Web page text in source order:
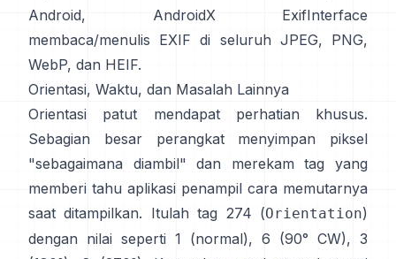
Android, AndroidX ExifInterface
membaca/menulis EXIF di seluruh JPEG, PNG,
WebP, dan HEIF.
Orientasi, Waktu, dan Masalah Lainnya
Orientasi patut mendapat perhatian khusus.
Sebagian besar perangkat menyimpan piksel
"sebagaimana diambil" dan merekam tag yang
memberi tahu aplikasi penampil cara memutarnya
saat ditampilkan. Itulah tag 274 (Orientation)
dengan nilai seperti 1 (normal), 6 (90° CW), 3